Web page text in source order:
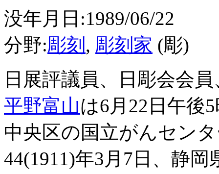
没年月日:1989/06/22
分野:彫刻 , 彫刻家 (彫)
日展評議員、日彫会会
平野富山は6月22日午後
中央区の国立がんセン
44(1911)年3月7日、静